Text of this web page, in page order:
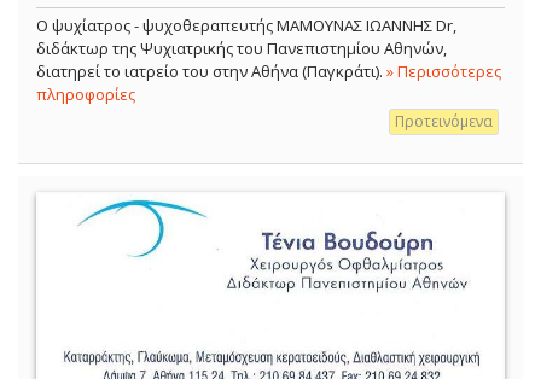
Ο ψυχίατρος - ψυχοθεραπευτής ΜΑΜΟΥΝΑΣ ΙΩΑΝΝΗΣ Dr,
διδάκτωρ της Ψυχιατρικής του Πανεπιστημίου Αθηνών,
διατηρεί το ιατρείο του στην Αθήνα (Παγκράτι). » Περισσότερες
πληροφορίες
Προτεινόμενα